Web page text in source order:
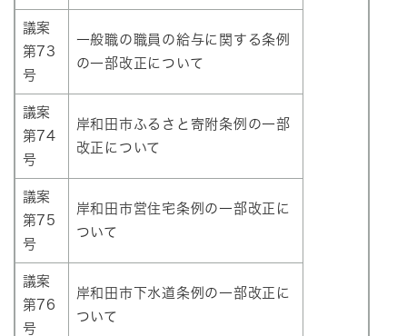
議案
第73
号
一般職の職員の給与に関する条例
の一部改正について
議案
第74
号
岸和田市ふるさと寄附条例の一部
改正について
議案
第75
号
岸和田市営住宅条例の一部改正に
ついて
議案
第76
号
岸和田市下水道条例の一部改正に
ついて